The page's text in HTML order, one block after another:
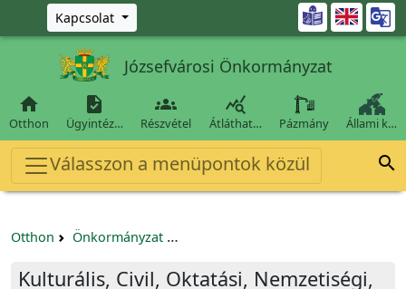
Ugrás a fő tartalomra
Kapcsolat 
Józsefvárosi Önkormányzat

Otthon

Ügyintéz…

Részvétel

Átláthat… Pázmány Állami k…
Válasszon a menüpontok közül 
Otthon Önkormányzat
Kulturális, Civil, Oktatási, Nemzetiségi,